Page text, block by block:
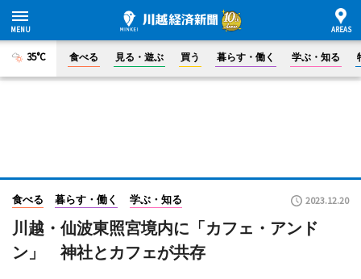
35°C 食べる 見る・遊ぶ 買う 暮らす・働く 学ぶ・知る
食べる 暮らす・働く 学ぶ・知る 2023.12.20
川越・仙波東照宮境内に「カフェ・アンド
ン」 神社とカフェが共存